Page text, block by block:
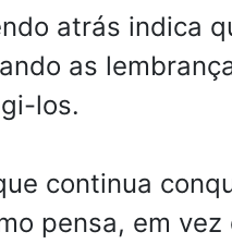
atrás indica
as
los.
continua
pensa, em